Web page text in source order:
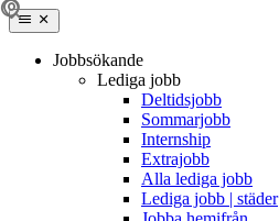
Jobbsökande
Lediga jobb
Deltidsjobb
Sommarjobb
Internship
Extrajobb
Alla lediga jobb
Lediga jobb | städer